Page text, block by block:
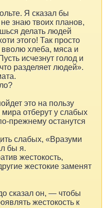
Я сказал бы
знаю твоих планов,
делать людей
этого! Так просто
вволю хлеба, мяса и
исчезнут голод и
разделяет людей».
это на пользу
отберут у слабых
прежнему останутся
слабых, «Вразуми
бы я.
жестокость,
жестокие заменят
сказал он, — чтобы
жестокость к